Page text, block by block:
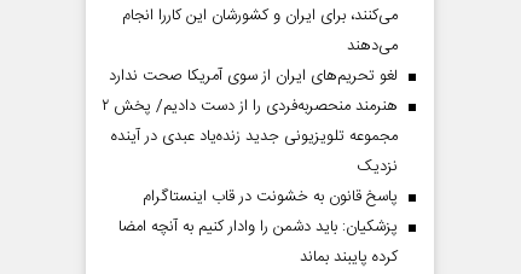
می‌کنند، برای ایران و کشورشان این کاررا انجام
می‌دهند
لغو تحریم‌های ایران از سوی آمریکا صحت ندارد
هنرمند منحصر‌به‌فردی را از دست دادیم/ پخش ۲
مجموعه تلویزیونی جدید زنده‌یاد عبدی در آینده
نزدیک
پاسخ قانون به خشونت در قاب اینستاگرام
پزشکیان: باید دشمن را وادار کنیم به آنچه امضا
کرده پایبند بماند